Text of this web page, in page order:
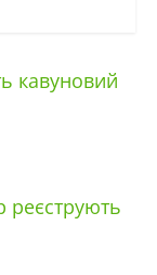
кавуновий
реєструють